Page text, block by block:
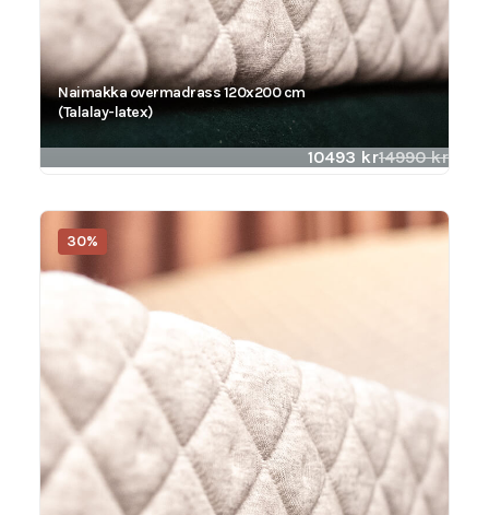
Naimakka overmadrass 120x200 cm
(Talalay-latex)
14990kr
10493 kr
30%